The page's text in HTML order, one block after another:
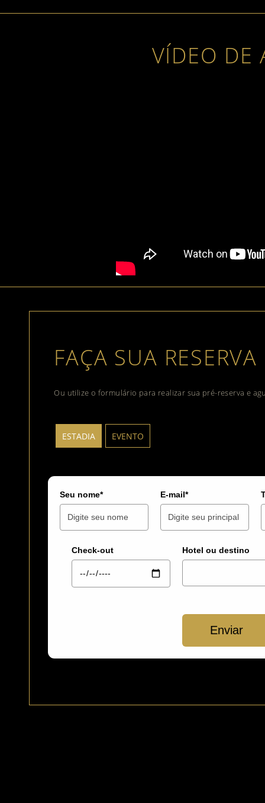
VÍDEO DE
FAÇA SUA
Ou utilize o formulário para realizar sua pré-reserva e
ESTADIA EVENTO
Seu nome* E-mail*
Check-out Hotel ou destino
Enviar